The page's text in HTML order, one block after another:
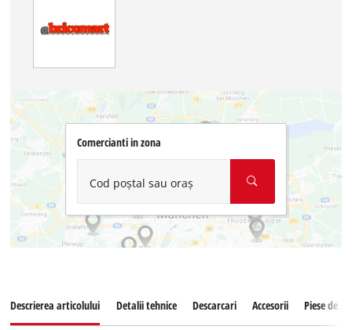
Comercianti in zona
Cod poștal sau oraș
Descrierea articolului Detalii tehnice Descarcari Accesorii Piese de